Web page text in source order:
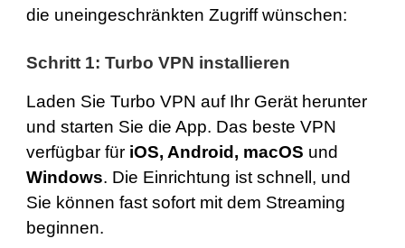
die uneingeschränkten Zugriff wünschen:
Schritt 1: Turbo VPN installieren
Laden Sie Turbo VPN auf Ihr Gerät herunter
und starten Sie die App. Das beste VPN
verfügbar für iOS, Android , macOS und
Windows. Die Einrichtung ist schnell, und
Sie können fast sofort mit dem Streaming
beginnen.